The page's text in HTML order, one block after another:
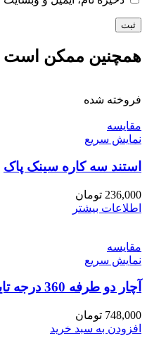
همچنین ممکن است
فروخته شده
مقايسه
نمایش سریع
استند سه کاره سینک پاک
236,000 تومان
اطلاعات بیشتر
مقايسه
نمایش سریع
آچار دو طرفه 360 درجه تایگر
748,000 تومان
افزودن به سبد خرید